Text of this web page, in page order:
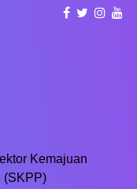
Kemajuan
(SKPP)